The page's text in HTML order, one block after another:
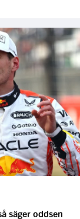
säger oddsen